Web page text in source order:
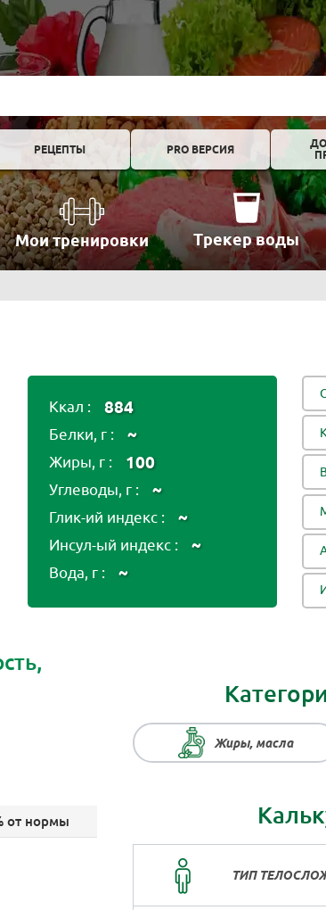
РЕЦЕПТЫ PRO ВЕРСИЯ
Мои тренировки Трекер воды
Ккал : 884
Белки, г : ~
Жиры, г : 100
Углеводы, г : ~
Глик-ий индекс : ~
Инсул-ый индекс : ~
Вода, г : ~
от нормы
Жиры, масла
ТИП